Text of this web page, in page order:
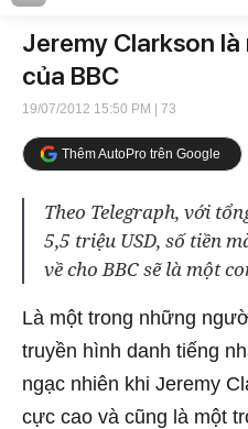
Jeremy Clarkson
của BBC
19/07/2012 15:50 PM | 73
Thêm AutoPro trên Google
Theo Telegraph, với
5,5 triệu USD, số tiền
về cho BBC sẽ là một
Là một trong những
truyền hình danh tiếng
ngạc nhiên khi Jeremy
cực cao và cũng là một